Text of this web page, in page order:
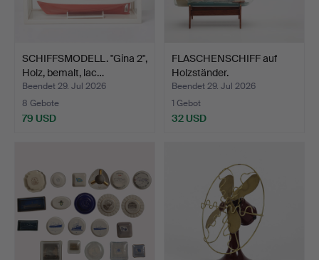
SCHIFFSMODELL. "Gina 2",
Holz, bemalt, lac…
Beendet 29. Jul 2026
8 Gebote
79 USD
FLASCHENSCHIFF auf
Holzständer.
Beendet 29. Jul 2026
1 Gebot
32 USD